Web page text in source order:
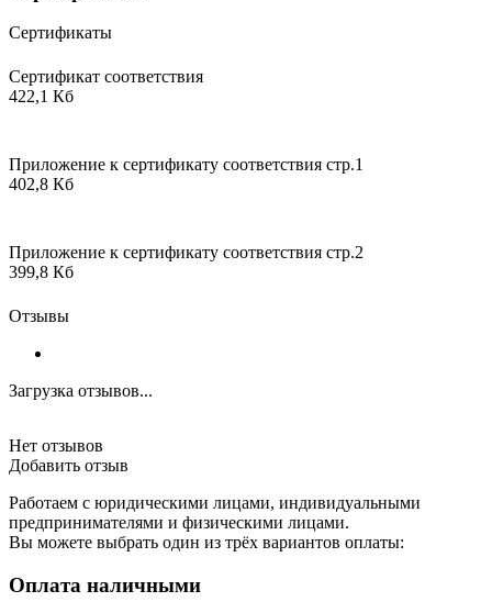
Сертификаты
Сертификат соответствия
422,1 Кб
Приложение к сертификату соответствия стр.1
402,8 Кб
Приложение к сертификату соответствия стр.2
399,8 Кб
Отзывы
Загрузка отзывов...
Нет отзывов
Добавить отзыв
Работаем с юридическими лицами, индивидуальными
предпринимателями и физическими лицами.
Вы можете выбрать один из трёх вариантов оплаты:
Оплата наличными